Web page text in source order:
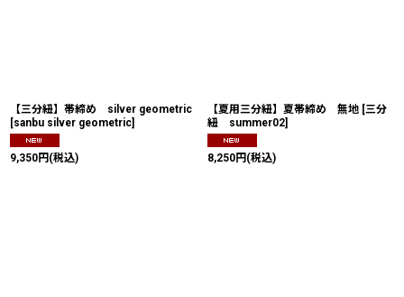
【三分紐】帯締め silver geometric
[sanbu silver geometric]
9,350円 (税込)
【夏用三分紐】夏帯締め 無地 [三分
紐 summer02]
8,250円 (税込)